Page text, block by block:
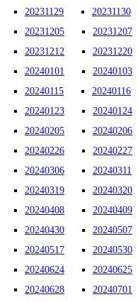
20231129
20231130
20231205
20231207
20231212
20231220
20240101
20240103
20240115
20240116
20240123
20240124
20240205
20240206
20240226
20240227
20240306
20240311
20240319
20240320
20240408
20240409
20240430
20240507
20240517
20240530
20240624
20240625
20240628
20240701